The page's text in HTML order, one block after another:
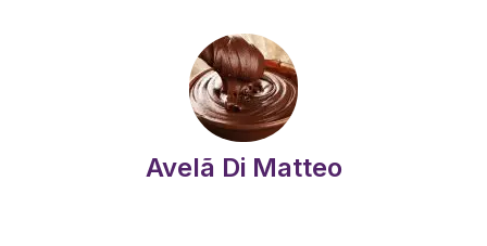
Avelã Di Matteo